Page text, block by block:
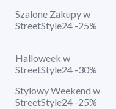
Szalone Zakupy w
StreetStyle24 -25%
Halloweek w
StreetStyle24 -30%
Stylowy Weekend w
StreetStyle24 -25%